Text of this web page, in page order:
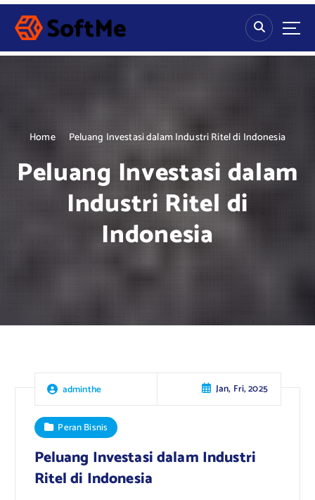
S
p
Home Peluang Investasi dalam Industri Ritel di Indonesia
Peluang Investasi dalam
Industri Ritel di
Indonesia
adminthe Jan, Fri, 2025
Peran Bisnis
Peluang Investasi dalam Industri
Ritel di Indonesia